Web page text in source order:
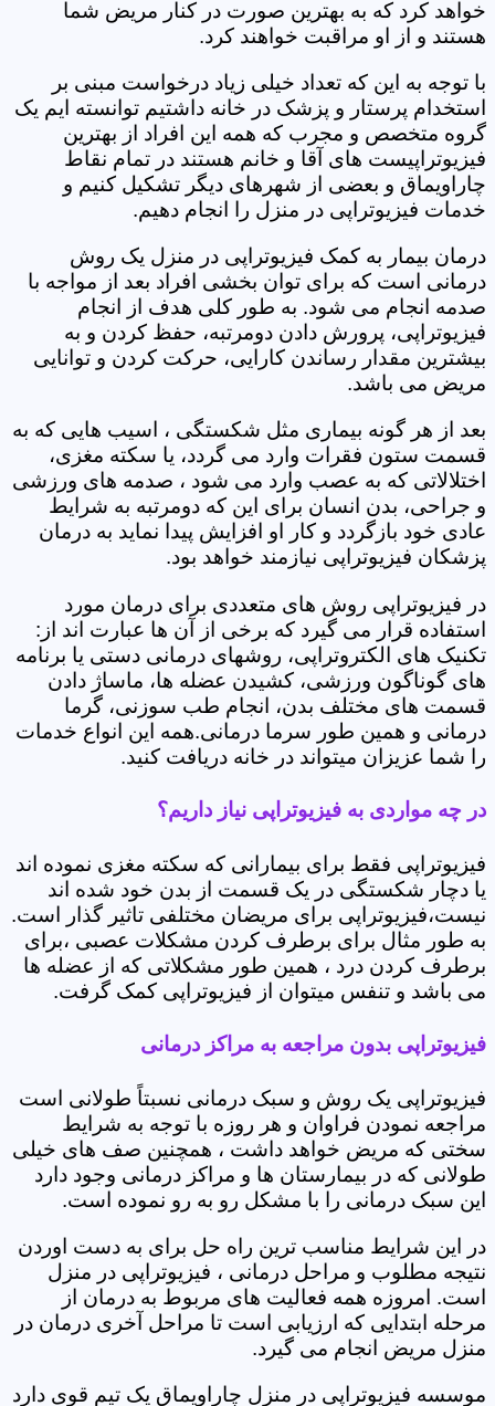
خواهد کرد که به بهترین صورت در کنار مریض شما
هستند و از او مراقبت خواهند کرد.
با توجه به این که تعداد خیلی زیاد درخواست مبنی بر
استخدام پرستار و پزشک در خانه داشتیم توانسته ایم یک
گروه متخصص و مجرب که همه این افراد از بهترین
فیزیوتراپیست های آقا و خانم هستند در تمام نقاط
چاراویماق و بعضی از شهرهای دیگر تشکیل کنیم و
خدمات فیزیوتراپی در منزل را انجام دهیم.
درمان بیمار به کمک فیزیوتراپی در منزل یک روش
درمانی است که برای توان بخشی افراد بعد از مواجه با
صدمه انجام می شود. به طور کلی هدف از انجام
فیزیوتراپی، پرورش دادن دومرتبه، حفظ کردن و به
بیشترین مقدار رساندن کارایی، حرکت کردن و توانایی
مریض می باشد.
بعد از هر گونه بیماری مثل شکستگی ، اسیب هایی که به
قسمت ستون فقرات وارد می گردد، یا سکته مغزی،
اختلالاتی که به عصب وارد می شود ، صدمه های ورزشی
و جراحی، بدن انسان برای این که دومرتبه به شرایط
عادی خود بازگردد و کار او افزایش پیدا نماید به درمان
پزشکان فیزیوتراپی نیازمند خواهد بود.
در فیزیوتراپی روش های متعددی برای درمان مورد
استفاده قرار می گیرد که برخی از آن ها عبارت اند از:
تکنیک های الکتروتراپی، روشهای درمانی دستی یا برنامه
های گوناگون ورزشی، کشیدن عضله ها، ماساژ دادن
قسمت های مختلف بدن، انجام طب سوزنی، گرما
درمانی و همین طور سرما درمانی.همه این انواع خدمات
را شما عزیزان میتواند در خانه دریافت کنید.
در چه مواردی به فیزیوتراپی نیاز داریم؟
فیزیوتراپی فقط برای بیمارانی که سکته مغزی نموده اند
یا دچار شکستگی در یک قسمت از بدن خود شده اند
نیست،فیزیوتراپی برای مریضان مختلفی تاثیر گذار است.
به طور مثال برای برطرف کردن مشکلات عصبی ،برای
برطرف کردن درد ، همین طور مشکلاتی که از عضله ها
می باشد و تنفس میتوان از فیزیوتراپی کمک گرفت.
فیزیوتراپی بدون مراجعه به مراکز درمانی
فیزیوتراپی یک روش و سبک درمانی نسبتاً طولانی است
مراجعه نمودن فراوان و هر روزه با توجه به شرایط
سختی که مریض خواهد داشت ، همچنین صف های خیلی
طولانی که در بیمارستان ها و مراکز درمانی وجود دارد
این سبک درمانی را با مشکل رو به رو نموده است.
در این شرایط مناسب ترین راه حل برای به دست اوردن
نتیجه مطلوب و مراحل درمانی ، فیزیوتراپی در منزل
است. امروزه همه فعالیت های مربوط به درمان از
مرحله ابتدایی که ارزیابی است تا مراحل آخری درمان در
منزل مریض انجام می گیرد.
موسسه فیزیوتراپی در منزل چاراویماق یک تیم قوی دارد